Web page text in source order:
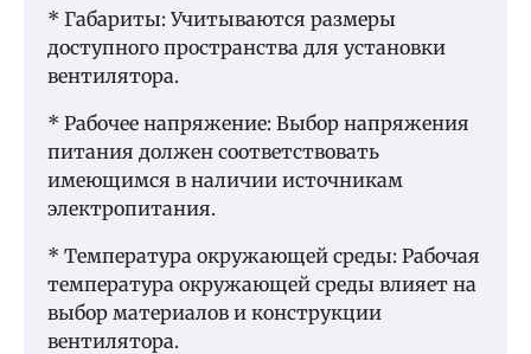
* Габариты: Учитываются размеры
доступного пространства для установки
вентилятора.
* Рабочее напряжение: Выбор напряжения
питания должен соответствовать
имеющимся в наличии источникам
электропитания.
* Температура окружающей среды: Рабочая
температура окружающей среды влияет на
выбор материалов и конструкции
вентилятора.